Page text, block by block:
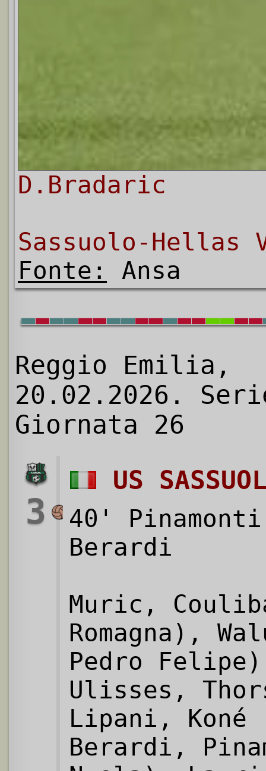
D.Bradaric
Sassuolo-Hellas
Fonte:
Ansa
Reggio Emilia,
20.02.2026.
Giornata 26
3
US
40'
Berardi
Muric,
Romagna),
Pedro
Ulisses,
Lipani,
Berardi,